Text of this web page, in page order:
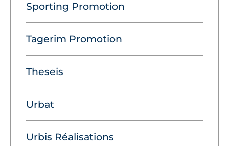
Sporting Promotion
Tagerim Promotion
Theseis
Urbat
Urbis Réalisations